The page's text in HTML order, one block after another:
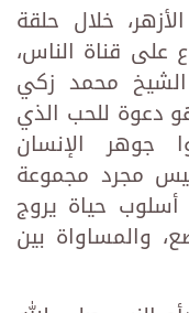
خلال حلقة
على قناة الناس،
محمد زكي
دعوة للحب الذي
جوهر الإنسان
مجرد مجموعة
حياة يروج
والمساواة بين